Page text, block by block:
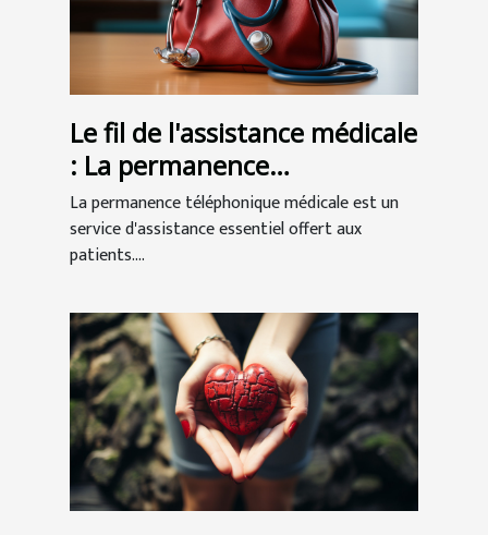
Le fil de l'assistance médicale
: La permanence
téléphonique au service des
patients
La permanence téléphonique médicale est un
service d'assistance essentiel offert aux
patients....